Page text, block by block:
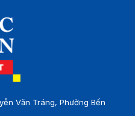
Văn Tráng, Phường Bến